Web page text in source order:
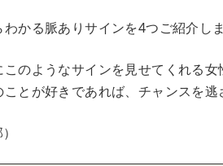
かる脈ありサインを4つご紹介しま
のようなサインを見せてくれる女
とが好きであれば、チャンスを逃